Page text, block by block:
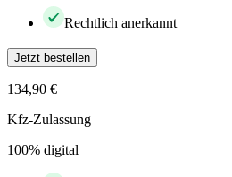
Rechtlich anerkannt
Jetzt bestellen
134,90 €
Kfz-Zulassung
100% digital